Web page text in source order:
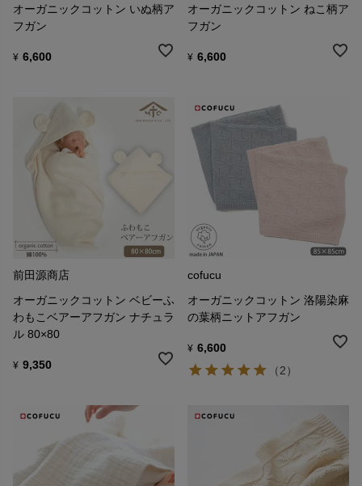
オーガニックコットン いぬ柄ア
フガン
¥ 6,600
オーガニックコットン ねこ柄ア
フガン
¥ 6,600
前田源商店
オーガニックコットン ベビーふ
わもこベアーアフガン ナチュラ
ル 80×80
¥ 9,350
cofucu
オーガニックコットン 洛陽染麻
の葉柄ニットアフガン
¥ 6,600
（2）